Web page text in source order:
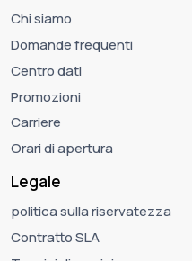
Chi siamo
Domande frequenti
Centro dati
Promozioni
Carriere
Orari di apertura
Legale
politica sulla riservatezza
Contratto SLA